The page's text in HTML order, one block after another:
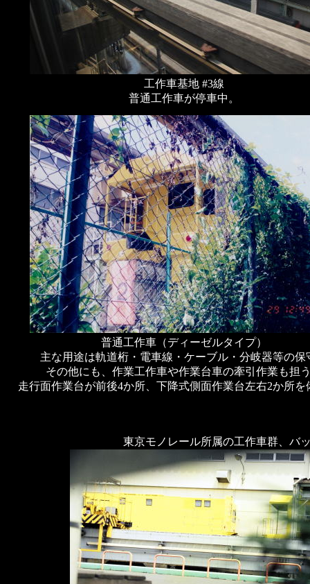
工作車基地 #3線
普通工作車が停車中。
普通工作車（ディーゼルタイプ）
主な用途は軌道桁・電車線・ケーブル・分岐器等の保
その他にも、作業工作車や作業台車の牽引作業も担
走行面作業台が前後4か所、下降式側面作業台左右2か所を
東京モノレール所属の工作車群、バ